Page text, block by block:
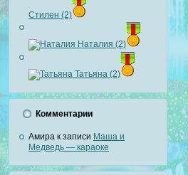
Стилен (2)
Наталия (2)
Татьяна (2)
Комментарии
Амира к записи Маша и
Медведь — караоке